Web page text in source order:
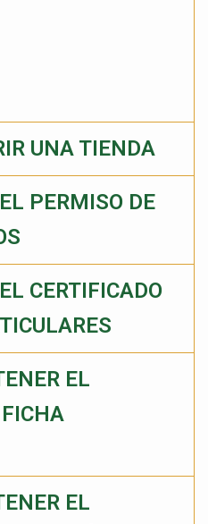
UNA TIENDA
PERMISO DE
CERTIFICADO
EL
EL